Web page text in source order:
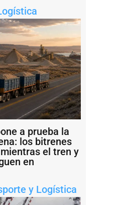
a prueba la
los bitrenes
el tren y
en
y Logística